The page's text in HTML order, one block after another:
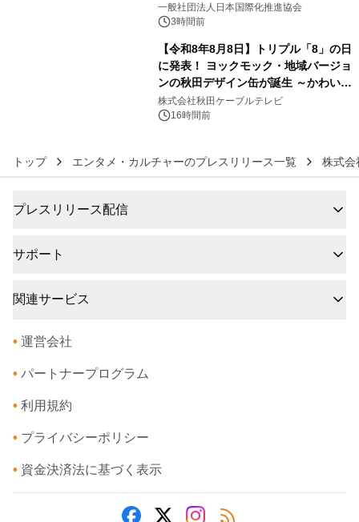
一般社団法人日本国際化推進協会
3時間前
【令和8年8月8日】トリプル「8」の日
に発表！ ヨックモック・地域バージョ
ンの秋田デザイン缶が誕生 ～かわいい
秋田犬の子犬と秋田の四季と名所を巡
るパッケージ～ 9月1日(火)秋田県内で
株式会社秋田ケーブルテレビ
16時間前
トップ エンタメ・カルチャーのプレスリリース一覧 株式会
プレスリリース配信
サポート
関連サービス
• 運営会社
• パートナープログラム
• 利用規約
• プライバシーポリシー
• 資金決済法に基づく表示